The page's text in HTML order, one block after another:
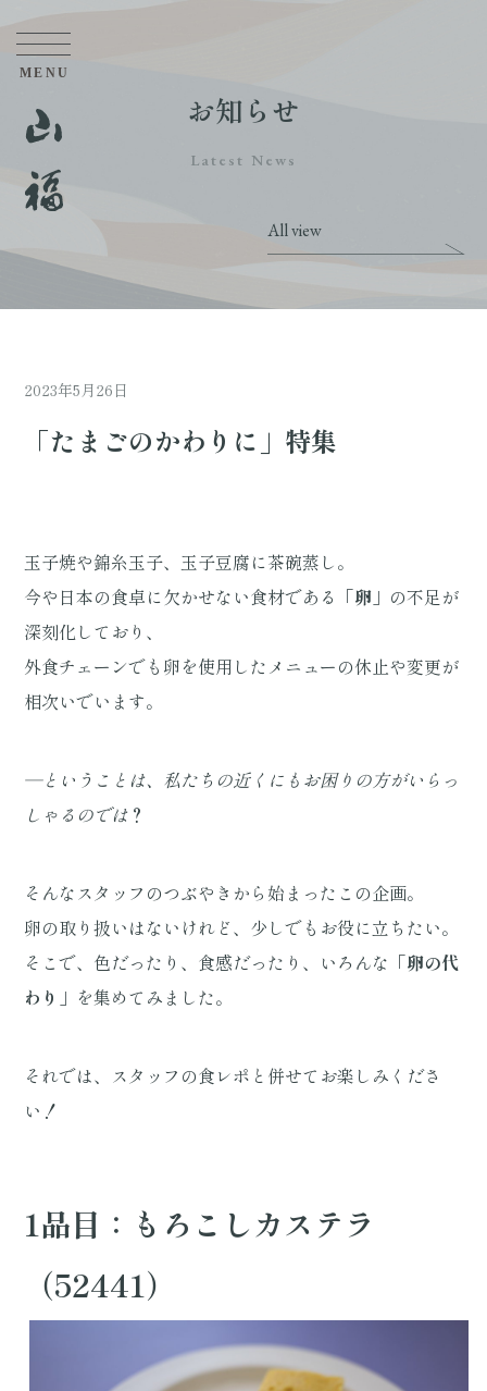
お知らせ
Latest News
All view
2023年5月26日
「たまごのかわりに」特集
玉子焼や錦糸玉子、玉子豆腐に茶碗蒸し。
今や日本の食卓に欠かせない食材である 「卵」 の不足が
深刻化しており、
外食チェーンでも卵を使用したメニューの休止や変更が
相次いでいます。
―ということは、私たちの近くにもお困りの方がいらっ
しゃるのでは ？
そんなスタッフのつぶやきから始まったこの企画。
卵の取り扱いはないけれど、少しでもお役に立ちたい。
そこで、色だったり、食感だったり、いろんな 「卵の代
わり」 を集めてみました。
それでは、スタッフの食レポと併せてお楽しみくださ
い！
1品目：もろこしカステラ
（52441）